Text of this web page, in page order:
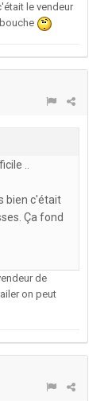
le vendeur
..
bien c'était
Ça fond
de
on peut